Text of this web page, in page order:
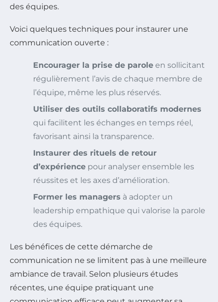
des équipes.
Voici quelques techniques pour instaurer une
communication ouverte :
Encourager la prise de parole en sollicitant
régulièrement l’avis de chaque membre de
l’équipe, même les plus réservés.
Utiliser des outils collaboratifs modernes
qui facilitent les échanges en temps réel,
favorisant ainsi la transparence.
Instaurer des rituels de retour
d’expérience pour analyser ensemble les
réussites et les axes d’amélioration.
Former les managers à adopter un
leadership empathique qui valorise la parole
des équipes.
Les bénéfices de cette démarche de
communication ne se limitent pas à une meilleure
ambiance de travail. Selon plusieurs études
récentes, une équipe pratiquant une